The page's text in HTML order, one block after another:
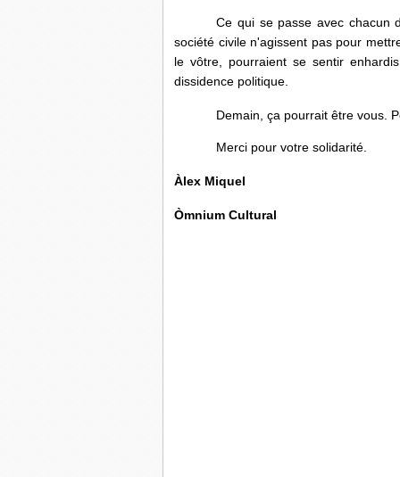
Ce qui se passe avec chacun
société civile n'agissent pas pour
le vôtre, pourraient se sentir
dissidence politique.
Demain, ça pourrait être vous.
Merci pour votre solidarité.
Àlex Miquel
Òmnium Cultural